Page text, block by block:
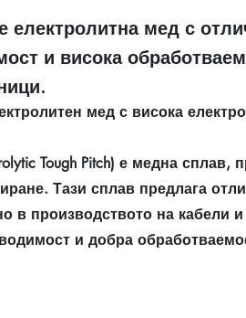
електролитна мед с
и висока
мед с висока
Tough Pitch) е медна сплав,
Тази сплав предлага
в производството на кабели
и добра